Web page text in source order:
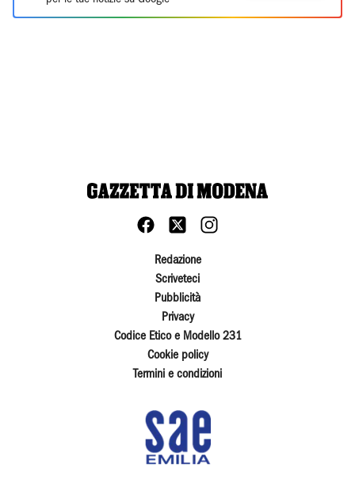
Redazione
Scriveteci
Pubblicità
Privacy
Codice Etico e Modello 231
Cookie policy
Termini e condizioni